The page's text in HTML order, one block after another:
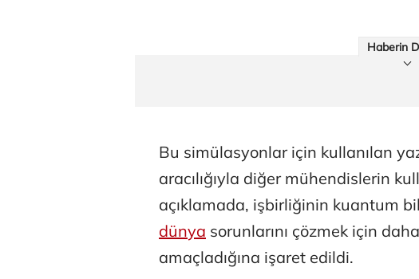
Haberin
Bu simülasyonlar için kullanılan
aracılığıyla diğer mühendislerin
açıklamada, işbirliğinin kuantum
dünya sorunlarını çözmek için
amaçladığına işaret edildi.